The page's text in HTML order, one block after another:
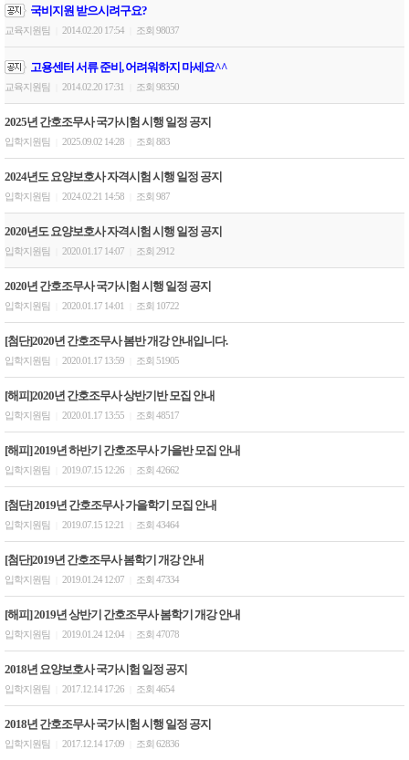
국비지원 받으시려구요?
교육지원팀 2014.02.20 17:54 조회 98037
고용센터 서류 준비, 어려워하지 마세요^^
교육지원팀 2014.02.20 17:31 조회 98350
2025년 간호조무사 국가시험 시행 일정 공지
입학지원팀 2025.09.02 14:28 조회 883
2024년도 요양보호사 자격시험 시행 일정 공지
입학지원팀 2024.02.21 14:58 조회 987
2020년도 요양보호사 자격시험 시행 일정 공지
입학지원팀 2020.01.17 14:07 조회 2912
2020년 간호조무사 국가시험 시행 일정 공지
입학지원팀 2020.01.17 14:01 조회 10722
[첨단]2020년 간호조무사 봄반 개강 안내입니다.
입학지원팀 2020.01.17 13:59 조회 51905
[해피]2020년 간호조무사 상반기반 모집 안내
입학지원팀 2020.01.17 13:55 조회 48517
[해피] 2019년 하반기 간호조무사 가을반 모집 안내
입학지원팀 2019.07.15 12:26 조회 42662
[첨단] 2019년 간호조무사 가을학기 모집 안내
입학지원팀 2019.07.15 12:21 조회 43464
[첨단]2019년 간호조무사 봄학기 개강 안내
입학지원팀 2019.01.24 12:07 조회 47334
[해피] 2019년 상반기 간호조무사 봄학기 개강 안내
입학지원팀 2019.01.24 12:04 조회 47078
2018년 요양보호사 국가시험 일정 공지
입학지원팀 2017.12.14 17:26 조회 4654
2018년 간호조무사 국가시험 시행 일정 공지
입학지원팀 2017.12.14 17:09 조회 62836